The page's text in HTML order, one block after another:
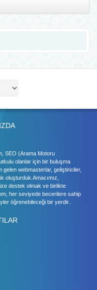
SEO (Arama Motoru
olanlar için bir buluşma
gelen webmasterlar, geliştiriciler,
oluşturduk.Amacımız,
destek olmak ve birlikte
her seviyede becerilere sahip
öğrenebileceği bir yerdir..